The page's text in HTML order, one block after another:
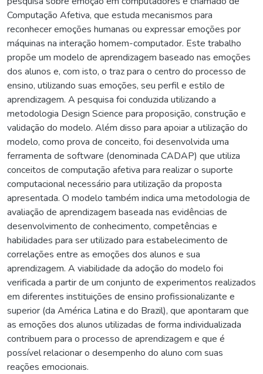
Computação Afetiva, que estuda mecanismos para
reconhecer emoções humanas ou expressar emoções por
máquinas na interação homem-computador. Este trabalho
propõe um modelo de aprendizagem baseado nas emoções
dos alunos e, com isto, o traz para o centro do processo de
ensino, utilizando suas emoções, seu perfil e estilo de
aprendizagem. A pesquisa foi conduzida utilizando a
metodologia Design Science para proposição, construção e
validação do modelo. Além disso para apoiar a utilização do
modelo, como prova de conceito, foi desenvolvida uma
ferramenta de software (denominada CADAP) que utiliza
conceitos de computação afetiva para realizar o suporte
computacional necessário para utilização da proposta
apresentada. O modelo também indica uma metodologia de
avaliação de aprendizagem baseada nas evidências de
desenvolvimento de conhecimento, competências e
habilidades para ser utilizado para estabelecimento de
correlações entre as emoções dos alunos e sua
aprendizagem. A viabilidade da adoção do modelo foi
verificada a partir de um conjunto de experimentos realizados
em diferentes instituições de ensino profissionalizante e
superior (da América Latina e do Brazil), que apontaram que
as emoções dos alunos utilizadas de forma individualizada
contribuem para o processo de aprendizagem e que é
possível relacionar o desempenho do aluno com suas
reações emocionais.